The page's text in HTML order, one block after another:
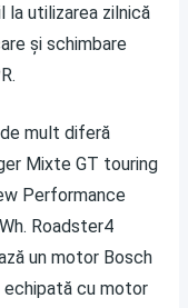
la utilizarea zilnică
și schimbare
mult diferă
Mixte GT touring
Performance
Roadster4
un motor Bosch
echipată cu motor